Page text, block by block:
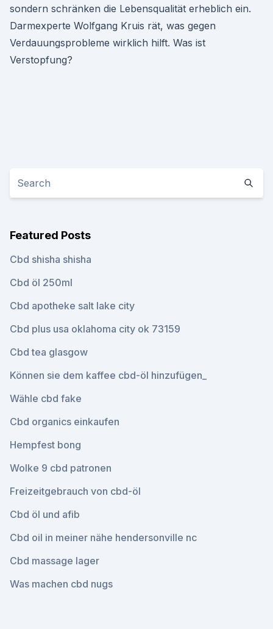
sondern schränken die Lebensqualität erheblich ein.
Darmexperte Wolfgang Kruis rät, was gegen
Verdauungsprobleme wirklich hilft. Was ist
Verstopfung?
Featured Posts
Cbd shisha shisha
Cbd öl 250ml
Cbd apotheke salt lake city
Cbd plus usa oklahoma city ok 73159
Cbd tea glasgow
Können sie dem kaffee cbd-öl hinzufügen_
Wähle cbd fake
Cbd organics einkaufen
Hempfest bong
Wolke 9 cbd patronen
Freizeitgebrauch von cbd-öl
Cbd öl und afib
Cbd oil in meiner nähe hendersonville nc
Cbd massage lager
Was machen cbd nugs